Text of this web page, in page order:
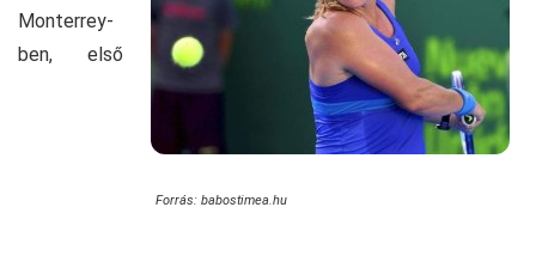
Forrás: babostimea.hu
Monterrey-
ben, első